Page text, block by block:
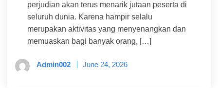
perjudian akan terus menarik jutaan peserta di
seluruh dunia. Karena hampir selalu
merupakan aktivitas yang menyenangkan dan
memuaskan bagi banyak orang, […]
Admin002 June 24, 2026